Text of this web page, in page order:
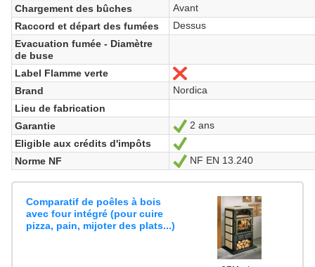
Chargement des bûches
Avant
Raccord et départ des fumées
Dessus
Evacuation fumée - Diamètre
de buse
Label Flamme verte
No
Brand
Nordica
Lieu de fabrication
Garantie
Yes
2 ans
Eligible aux crédits d'impôts
Yes
Norme NF
Yes
NF EN 13.240
Comparatif de poêles à bois
avec four intégré (pour cuire
pizza, pain, mijoter des plats...)